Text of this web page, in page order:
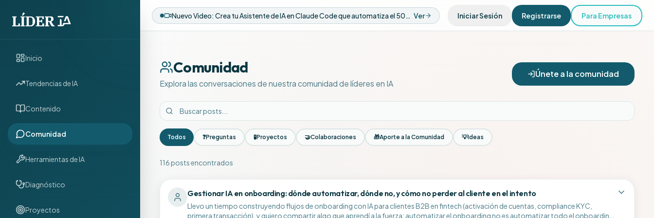
Inicio
Tendencias de IA
Contenido
Comunidad
Herramientas de IA
Diagnóstico
Proyectos
Ver Iniciar Sesión Registrarse Para Empresas
Comunidad
Explora las conversaciones de nuestra comunidad de líderes en IA
Únete a la comunidad
Todos ❓Preguntas 🧪Proyectos 🤝Colaboraciones 🎁Aporte a la Comunidad 💡Ideas
116posts encontrados
Gestionar IA en onboarding: dónde automatizar, dónde no, y cómo no perder al cliente en el intento
Llevo un tiempo construyendo flujos de onboarding con IA para clientes B2B en fintech (activación de cuentas, compliance KYC,
primera transacción), y quiero compartir algo que aprendí a la fuerza: automatizar el onboarding no es automatizar todo el onboarding.